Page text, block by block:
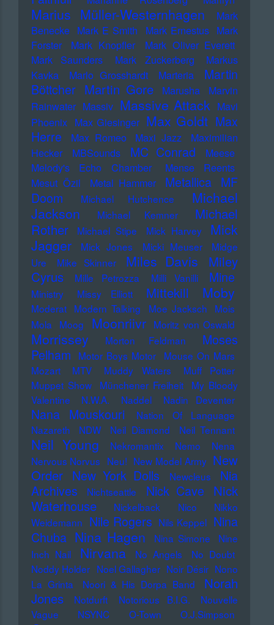
Marius Müller-Westernhagen
Mark
Benecke Mark E Smith Mark Ernestus Mark
Forster
Mark Knopfler
Mark Oliver Everett
Mark Saunders
Mark Zuckerberg
Markus
Kavka
Marlo Grosshardt Marteria
Martin
Böttcher Martin Gore Marusha
Marvin
Rainwater Massiv Massive Attack Mavi
Phoenix Max Giesinger Max Goldt Max
Herre
Max Romeo Maxi Jazz
Maximilian
Hecker
MBSounds MC Conrad
Meese
Melody's Echo Chamber
Mense Reents
Mesut Özil
Metal Hammer Metallica MF
Doom
Michael Hutchence
Michael
Jackson
Michael Kemner
Michael
Rother
Michael Stipe Mick Harvey
Mick
Jagger
Mick Jones Micki Meuser
Midge
Ure
Mike Skinner Miles Davis
Miley
Cyrus
Mille Petrozza Milli Vanilli Mine
Ministry Missy Elliott Mittekill Moby
Moderat Modern Talking Moe Jacksch
Mois
Mola
Moog Moonriivr Moritz von Oswald
Morrissey Morton Feldman
Moses
Pelham
Motor Boys Motor
Mouse On Mars
Mozart
MTV Muddy Waters
Muff Potter
Muppet Show
Münchener Freiheit
My Bloody
Valentine
N.W.A. Naddel Nadin Deventer
Nana Mouskouri
Nation Of Language
Nazareth
NDW Neil Diamond Neil Tennant
Neil Young Nekromantix Nemo
Nena
Nervous Norvus Neu! New Model Army New
Order New York Dolls Newcleus
Nia
Archives
Nichtseattle Nick Cave
Nick
Waterhouse
Nickelback Nico
Nikko
Weidemann Nile Rogers Nils Keppel Nina
Chuba Nina Hagen Nina Simone
Nine
Inch Nail
Nirvana No Angels
No Doubt
Noddy Holder Noel Gallagher Noir Désir Nono
La Grinta
Noori & His Dorpa Band
Norah
Jones
Notdurft Notorious B.I.G.
Nouvelle
Vague
NSYNC O-Town O.J.Simpson